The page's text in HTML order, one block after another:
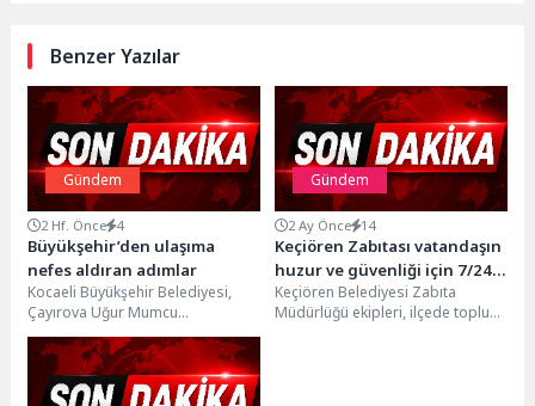
Benzer Yazılar
Gündem
2 Hf. Önce 4
Büyükşehir’den ulaşıma
nefes aldıran adımlar
Kocaeli Büyükşehir Belediyesi,
Çayırova Uğur Mumcu
Caddesi’nde altyapı imalatlarının
tamamlanmasının ardından
başlattığı üstyapı çalışmalarını
yoğun...
Gündem
2 Ay Önce 14
Keçiören Zabıtası vatandaşın
huzur ve güvenliği için 7/24
sahada
Keçiören Belediyesi Zabıta
Müdürlüğü ekipleri, ilçede toplum